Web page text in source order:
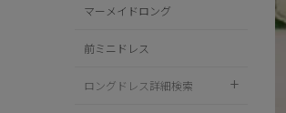
マーメイドロング
前ミニドレス
ロングドレス詳細検索